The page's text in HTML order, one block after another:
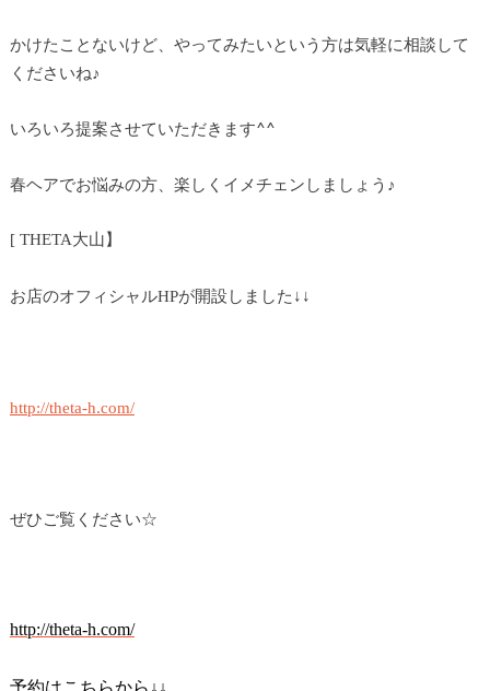
かけたことないけど、やってみたいという方は気軽に相談して
くださいね♪
いろいろ提案させていただきます^^
春ヘアでお悩みの方、楽しくイメチェンしましょう♪
[ THETA大山】
お店のオフィシャルHPが開設しました↓↓
http://theta-h.com/
ぜひご覧ください☆
http://theta-h.com/
予約はこちらから↓↓